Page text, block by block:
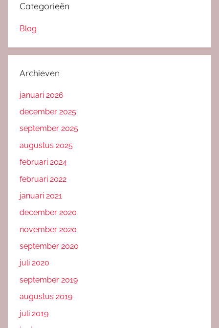
Categorieën
Blog
Archieven
januari 2026
december 2025
september 2025
augustus 2025
februari 2024
februari 2022
januari 2021
december 2020
november 2020
september 2020
juli 2020
september 2019
augustus 2019
juli 2019